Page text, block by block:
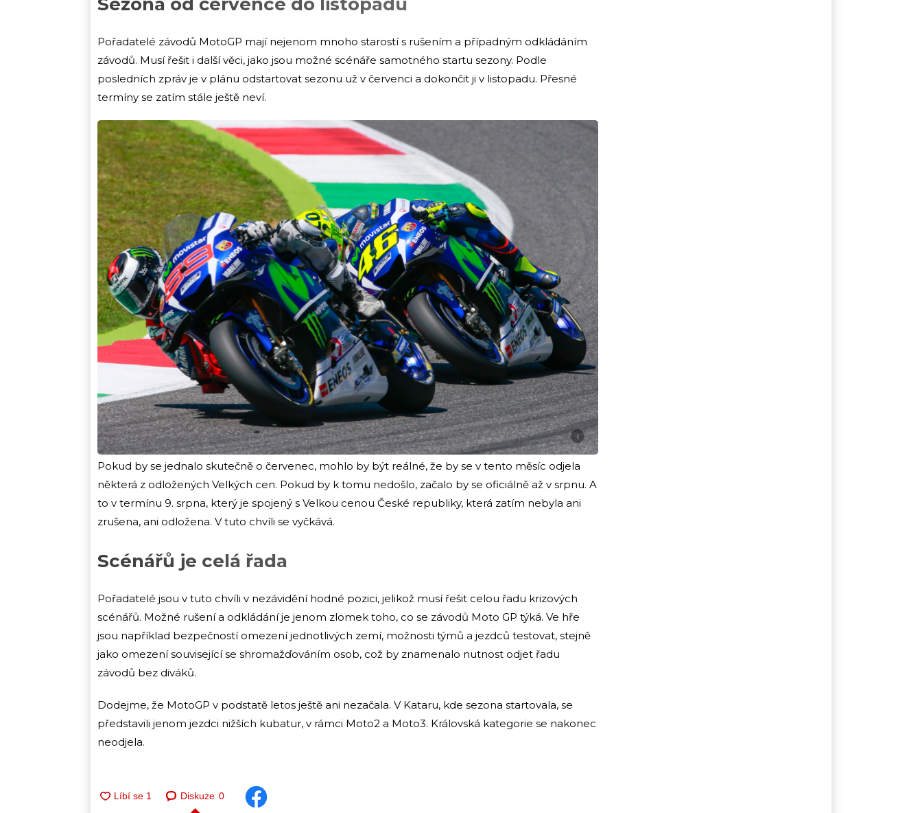
Pořadatelé závodů MotoGP mají nejenom mnoho starostí s rušením a případným odkládáním
závodů. Musí řešit i další věci, jako jsou možné scénáře samotného startu sezony. Podle
posledních zpráv je v plánu odstartovat sezonu už v červenci a dokončit ji v listopadu. Přesné
termíny se zatím stále ještě neví.
i
Pokud by se jednalo skutečně o červenec, mohlo by být reálné, že by se v tento měsíc odjela
některá z odložených Velkých cen. Pokud by k tomu nedošlo, začalo by se oficiálně až v srpnu. A
to v termínu 9. srpna, který je spojený s Velkou cenou České republiky, která zatím nebyla ani
zrušena, ani odložena. V tuto chvíli se vyčkává.
Scénářů je celá řada
Pořadatelé jsou v tuto chvíli v nezávidění hodné pozici, jelikož musí řešit celou řadu krizových
scénářů. Možné rušení a odkládání je jenom zlomek toho, co se závodů Moto GP týká. Ve hře
jsou například bezpečností omezení jednotlivých zemí, možnosti týmů a jezdců testovat, stejně
jako omezení související se shromažďováním osob, což by znamenalo nutnost odjet řadu
závodů bez diváků.
Dodejme, že MotoGP v podstatě letos ještě ani nezačala. V Kataru, kde sezona startovala, se
představili jenom jezdci nižších kubatur, v rámci Moto2 a Moto3. Královská kategorie se nakonec
neodjela.
Diskuze 0